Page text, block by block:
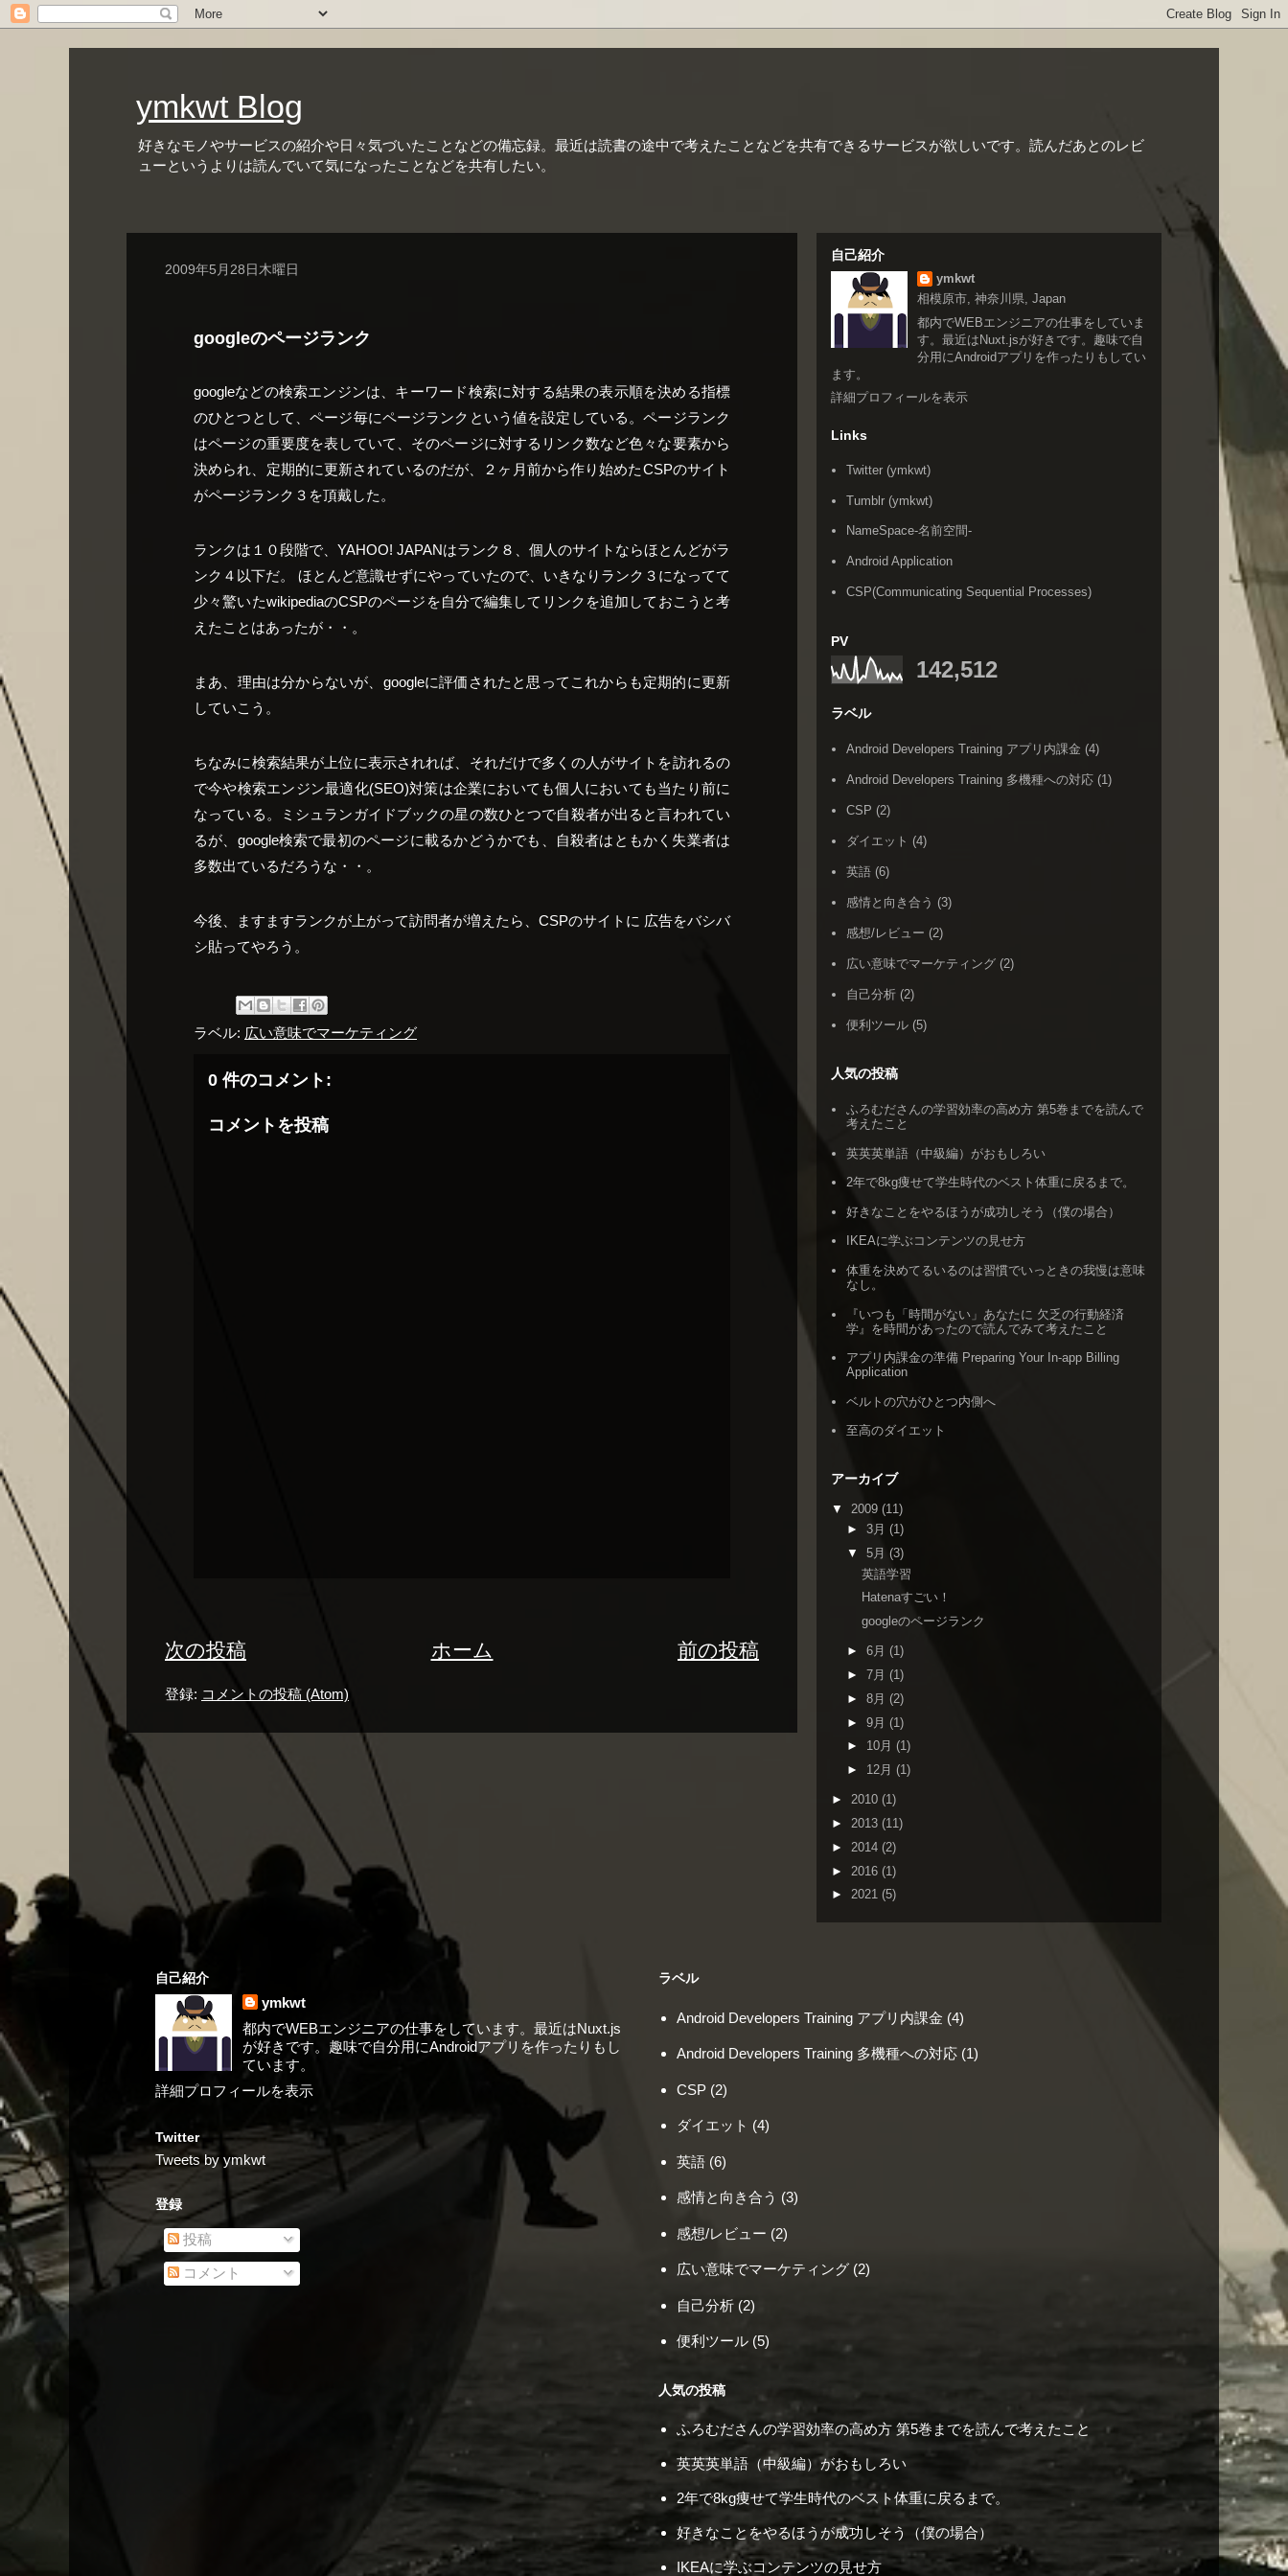
ymkwt Blog
好きなモノやサービスの紹介や日々気づいたことなどの備忘録。最近は読書の途中で考えたことなどを共有できるサービスが欲しいです。読んだあとのレビ
ューというよりは読んでいて気になったことなどを共有したい。
2009年5月28日木曜日
googleのページランク
googleなどの検索エンジンは、キーワード検索に対する結果の表示順を決める指標
のひとつとして、ページ毎にページランクという値を設定している。ページランク
はページの重要度を表していて、そのページに対するリンク数など色々な要素から
決められ、定期的に更新されているのだが、２ヶ月前から作り始めたCSPのサイト
がページランク３を頂戴した。
ランクは１０段階で、YAHOO! JAPANはランク８、個人のサイトならほとんどがラ
ンク４以下だ。 ほとんど意識せずにやっていたので、いきなりランク３になってて
少々驚いたwikipediaのCSPのページを自分で編集してリンクを追加しておこうと考
えたことはあったが・・。
まあ、理由は分からないが、googleに評価されたと思ってこれからも定期的に更新
していこう。
ちなみに検索結果が上位に表示されれば、それだけで多くの人がサイトを訪れるの
で今や検索エンジン最適化(SEO)対策は企業においても個人においても当たり前に
なっている。ミシュランガイドブックの星の数ひとつで自殺者が出ると言われてい
るが、google検索で最初のページに載るかどうかでも、自殺者はともかく失業者は
多数出ているだろうな・・。
今後、ますますランクが上がって訪問者が増えたら、CSPのサイトに 広告をバシバ
シ貼ってやろう。
ラベル: 広い意味でマーケティング
0 件のコメント:
コメントを投稿
次の投稿 前の投稿
ホーム
登録: コメントの投稿 (Atom)
自己紹介
ymkwt
相模原市, 神奈川県, Japan
都内でWEBエンジニアの仕事をしていま
す。最近はNuxt.jsが好きです。趣味で自
分用にAndroidアプリを作ったりもしてい
ます。
詳細プロフィールを表示
Links
Twitter (ymkwt)
Tumblr (ymkwt)
NameSpace-名前空間-
Android Application
CSP(Communicating Sequential Processes)
PV
142,512
ラベル
Android Developers Training アプリ内課金 (4)
Android Developers Training 多機種への対応 (1)
CSP (2)
ダイエット (4)
英語 (6)
感情と向き合う (3)
感想/レビュー (2)
広い意味でマーケティング (2)
自己分析 (2)
便利ツール (5)
人気の投稿
ふろむださんの学習効率の高め方 第5巻までを読んで
考えたこと
英英英単語（中級編）がおもしろい
2年で8kg痩せて学生時代のベスト体重に戻るまで。
好きなことをやるほうが成功しそう（僕の場合）
IKEAに学ぶコンテンツの見せ方
体重を決めてるいるのは習慣でいっときの我慢は意味
なし。
『いつも「時間がない」あなたに 欠乏の行動経済
学』を時間があったので読んでみて考えたこと
アプリ内課金の準備 Preparing Your In-app Billing
Application
ベルトの穴がひとつ内側へ
至高のダイエット
アーカイブ
▼ 2009 (11)
► 3月 (1)
▼ 5月 (3)
英語学習
Hatenaすごい！
googleのページランク
► 6月 (1)
► 7月 (1)
► 8月 (2)
► 9月 (1)
► 10月 (1)
► 12月 (1)
► 2010 (1)
► 2013 (11)
► 2014 (2)
► 2016 (1)
► 2021 (5)
自己紹介
ymkwt
都内でWEBエンジニアの仕事をしています。最近はNuxt.js
が好きです。趣味で自分用にAndroidアプリを作ったりもし
ています。
詳細プロフィールを表示
Twitter
Tweets by ymkwt
登録
投稿
コメント
ラベル
Android Developers Training アプリ内課金 (4)
Android Developers Training 多機種への対応 (1)
CSP (2)
ダイエット (4)
英語 (6)
感情と向き合う (3)
感想/レビュー (2)
広い意味でマーケティング (2)
自己分析 (2)
便利ツール (5)
人気の投稿
ふろむださんの学習効率の高め方 第5巻までを読んで考えたこと
英英英単語（中級編）がおもしろい
2年で8kg痩せて学生時代のベスト体重に戻るまで。
好きなことをやるほうが成功しそう（僕の場合）
IKEAに学ぶコンテンツの見せ方